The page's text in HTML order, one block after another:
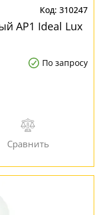
310247
AP1 Ideal Lux
По запросу